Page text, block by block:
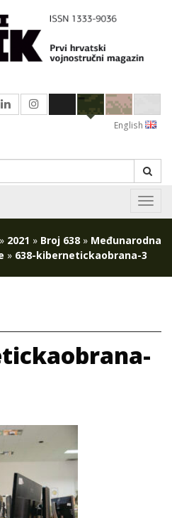
English
» 2021 » Broj 638 » Međunarodna
» 638-kibernetickaobrana-3